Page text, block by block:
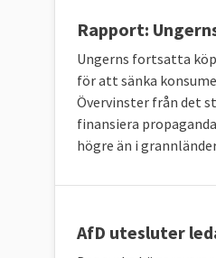
Rapport:
Ungerns fortsatta
för att sänka
Övervinster från det
finansiera
högre än i
AfD utesluter